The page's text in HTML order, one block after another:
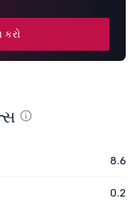
કરો
8.6
0.2